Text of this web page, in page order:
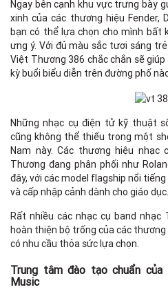
Ngay bên cạnh khu vực trưng bày
xinh của các thương hiệu Fender,
bạn có thể lựa chọn cho mình bất
ưng ý. Với đủ màu sắc tươi sáng
Việt Thương 386 chắc chắn sẽ
kỳ buổi biểu diễn trên đường phố
Những nhạc cụ điện tử kỹ thuật
cũng không thể thiếu trong một
Nam này. Các thương hiệu
Thương đang phân phối như
đây, với các model flagship nổi
và cấp nhập cảnh dành cho giáo dục.
Rất nhiều các nhạc cụ band nhạc
hoàn thiện bộ trống của các
có nhu cầu thỏa sức lựa chọn.
Trung tâm đào tạo chuẩn
Music